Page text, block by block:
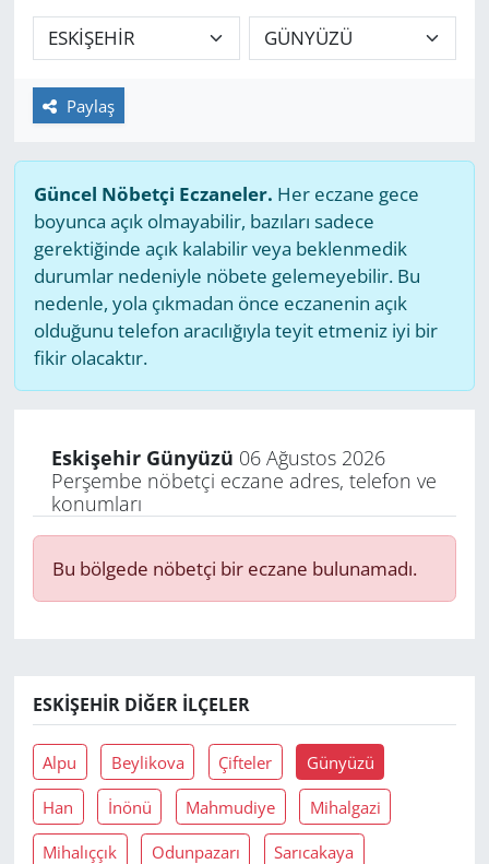
Paylaş
Güncel Nöbetçi Eczaneler. Her eczane gece
boyunca açık olmayabilir, bazıları sadece
gerektiğinde açık kalabilir veya beklenmedik
durumlar nedeniyle nöbete gelemeyebilir. Bu
nedenle, yola çıkmadan önce eczanenin açık
olduğunu telefon aracılığıyla teyit etmeniz iyi bir
fikir olacaktır.
Eskişehir Günyüzü 06 Ağustos 2026
Perşembe nöbetçi eczane adres, telefon ve
konumları
Bu bölgede nöbetçi bir eczane bulunamadı.
ESKIŞEHIR DIĞER İLÇELER
Alpu Beylikova Çifteler Günyüzü
Han İnönü Mahmudiye Mihalgazi
Mihalıççık Odunpazarı Sarıcakaya
GÜNDEM
HABERDE İNSAN
MAGAZİN
POLİTİKA
RESMİ İLANLAR
SAĞLIK
SPOR
Yerel